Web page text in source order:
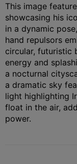
This image
showcasing his
in a dynamic
hand repulsors
circular, futuristic
energy and
a nocturnal
a dramatic sky
light highlighting
float in the air,
power.